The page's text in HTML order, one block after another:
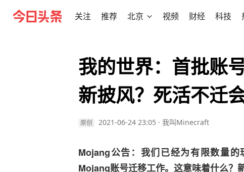
关注 推荐 北京 视频 财经 科技
我的世界：首批账
新披风？死活不迁
原创 2021-06-24 23:05 · 我叫Minecraft
Mojang公告：我们已经为有限数量
Mojang账号迁移工作。这意味着什么？